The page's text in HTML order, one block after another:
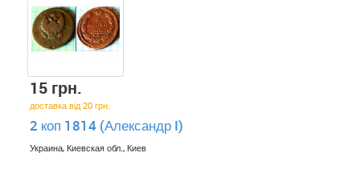
15 грн.
доставка від 20 грн.
2 коп 1814 (Александр I)
Украина, Киевская обл., Киев